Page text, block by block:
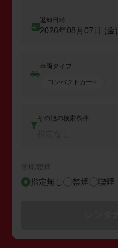
返却日時
2026年08月07日 (金)
車両タイプ
コンパクトカー
その他の検索条件
禁煙/喫煙
指定無し 禁煙 喫煙